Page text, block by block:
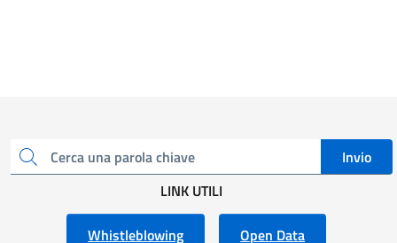
Cerca una parola chiave
Invio
LINK UTILI
Whistleblowing Open Data